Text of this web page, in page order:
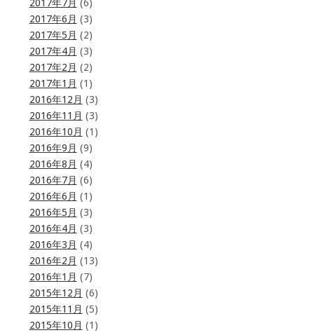
2017年7月 (6)
2017年6月 (3)
2017年5月 (2)
2017年4月 (3)
2017年2月 (2)
2017年1月 (1)
2016年12月 (3)
2016年11月 (3)
2016年10月 (1)
2016年9月 (9)
2016年8月 (4)
2016年7月 (6)
2016年6月 (1)
2016年5月 (3)
2016年4月 (3)
2016年3月 (4)
2016年2月 (13)
2016年1月 (7)
2015年12月 (6)
2015年11月 (5)
2015年10月 (1)